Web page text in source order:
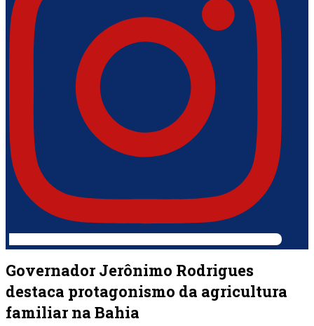
Governador Jerônimo Rodrigues
destaca protagonismo da agricultura
familiar na Bahia